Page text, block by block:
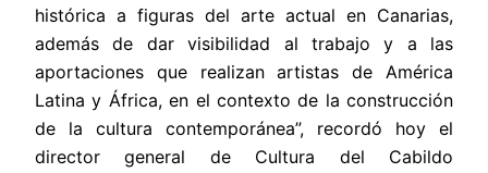
histórica a figuras del arte actual en Canarias,
además de dar visibilidad al trabajo y a las
aportaciones que realizan artistas de América
Latina y África, en el contexto de la construcción
de la cultura contemporánea”, recordó hoy el
director general de Cultura del Cabildo